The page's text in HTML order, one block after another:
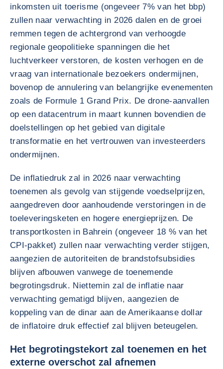
inkomsten uit toerisme (ongeveer 7% van het bbp)
zullen naar verwachting in 2026 dalen en de groei
remmen tegen de achtergrond van verhoogde
regionale geopolitieke spanningen die het
luchtverkeer verstoren, de kosten verhogen en de
vraag van internationale bezoekers ondermijnen,
bovenop de annulering van belangrijke evenementen
zoals de Formule 1 Grand Prix. De drone-aanvallen
op een datacentrum in maart kunnen bovendien de
doelstellingen op het gebied van digitale
transformatie en het vertrouwen van investeerders
ondermijnen.
De inflatiedruk zal in 2026 naar verwachting
toenemen als gevolg van stijgende voedselprijzen,
aangedreven door aanhoudende verstoringen in de
toeleveringsketen en hogere energieprijzen. De
transportkosten in Bahrein (ongeveer 18 % van het
CPI-pakket) zullen naar verwachting verder stijgen,
aangezien de autoriteiten de brandstofsubsidies
blijven afbouwen vanwege de toenemende
begrotingsdruk. Niettemin zal de inflatie naar
verwachting gematigd blijven, aangezien de
koppeling van de dinar aan de Amerikaanse dollar
de inflatoire druk effectief zal blijven beteugelen.
Het begrotingstekort zal toenemen en het
externe overschot zal afnemen